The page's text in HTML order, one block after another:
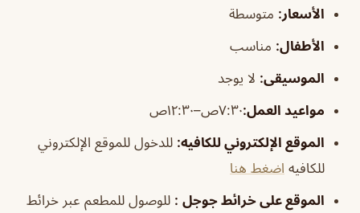
الأسعار: متوسطة
الأطفال: مناسب
الموسيقى: لا يوجد
مواعيد العمل:٧:٣٠ص–١٢:٣٠ص
الموقع الإلكتروني للكافيه: للدخول للموقع الإلكتروني
للكافيه اضغط هنا
الموقع على خرائط جوجل : للوصول للمطعم عبر خرائط